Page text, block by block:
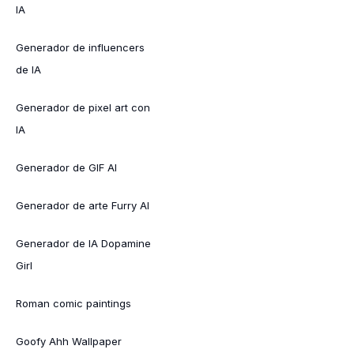
IA
Generador de influencers
de IA
Generador de pixel art con
IA
Generador de GIF AI
Generador de arte Furry AI
Generador de IA Dopamine
Girl
Roman comic paintings
Goofy Ahh Wallpaper